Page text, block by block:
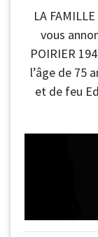
LA
vous
POIRIER
l’âge de 75
et de feu